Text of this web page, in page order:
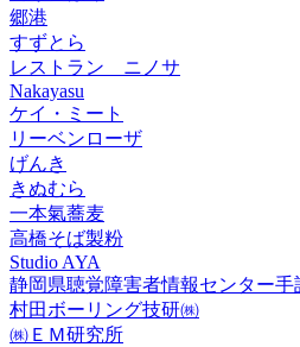
郷港
すずとら
レストラン ニノサ
Nakayasu
ケイ・ミート
リーベンローザ
げんき
きぬむら
一本氣蕎麦
高橋そば製粉
Studio AYA
静岡県聴覚障害者情報センター手
村田ボーリング技研㈱
㈱ＥＭ研究所